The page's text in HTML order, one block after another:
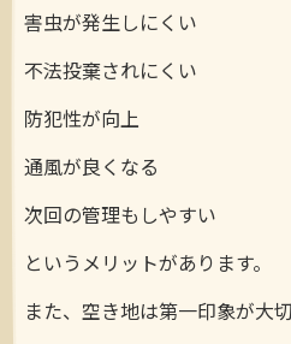
害虫が発生しにくい
不法投棄されにくい
防犯性が向上
通風が良くなる
次回の管理もしやすい
というメリットがあります。
また、空き地は第一印象が大切